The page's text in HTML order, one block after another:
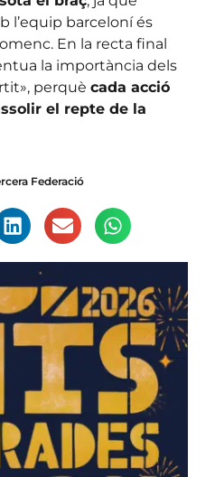
l’equip barceloní és
En la recta final
la importància dels
perquè cada acció
el repte de la
Federació